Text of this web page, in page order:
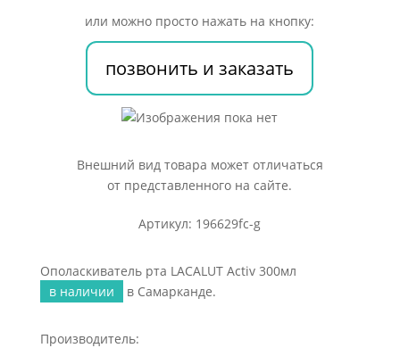
или можно просто нажать на кнопку:
позвонить и заказать
Внешний вид товара может отличаться
от представленного на сайте.
Артикул: 196629fc-g
Ополаскиватель рта LACALUT Activ 300мл
в наличии
в Самарканде.
Производитель: